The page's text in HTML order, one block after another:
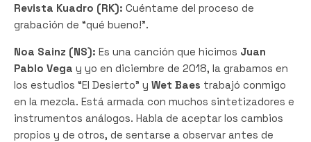
Revista Kuadro (RK): Cuéntame del proceso de
grabación de “qué bueno!”.
Noa Sainz (NS): Es una canción que hicimos Juan
Pablo Vega y yo en diciembre de 2018, la grabamos en
los estudios “El Desierto” y Wet Baes trabajó conmigo
en la mezcla. Está armada con muchos sintetizadores e
instrumentos análogos. Habla de aceptar los cambios
propios y de otros, de sentarse a observar antes de